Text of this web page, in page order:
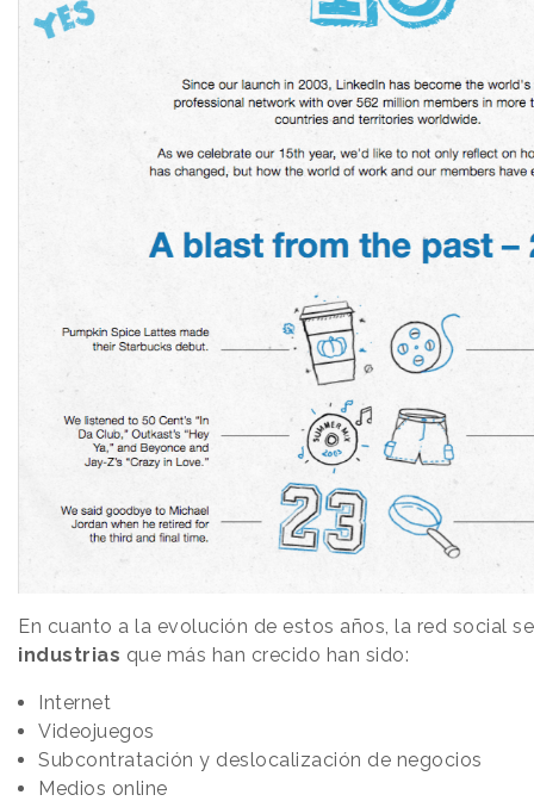
En cuanto a la evolución de estos años, la red social
industrias que más han crecido han sido:
Internet
Videojuegos
Subcontratación y deslocalización de negocios
Medios online